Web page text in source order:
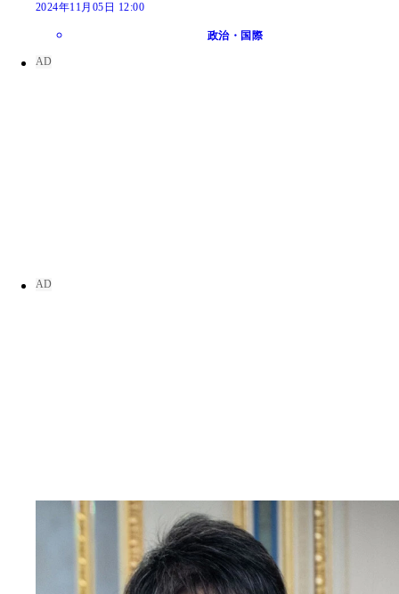
2024年11月05日 12:00
政治・国際